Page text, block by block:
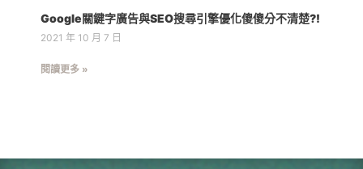
Google關鍵字廣告與SEO搜尋引擎優化傻傻分不清楚?!
2021 年 10 月 7 日
閱讀更多 »